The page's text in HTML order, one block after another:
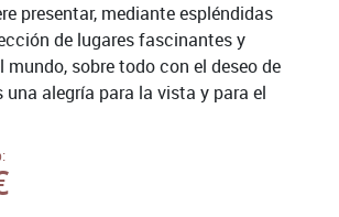
presentar, mediante espléndidas
de lugares fascinantes y
sobre todo con el deseo de
una alegría para la vista y para el